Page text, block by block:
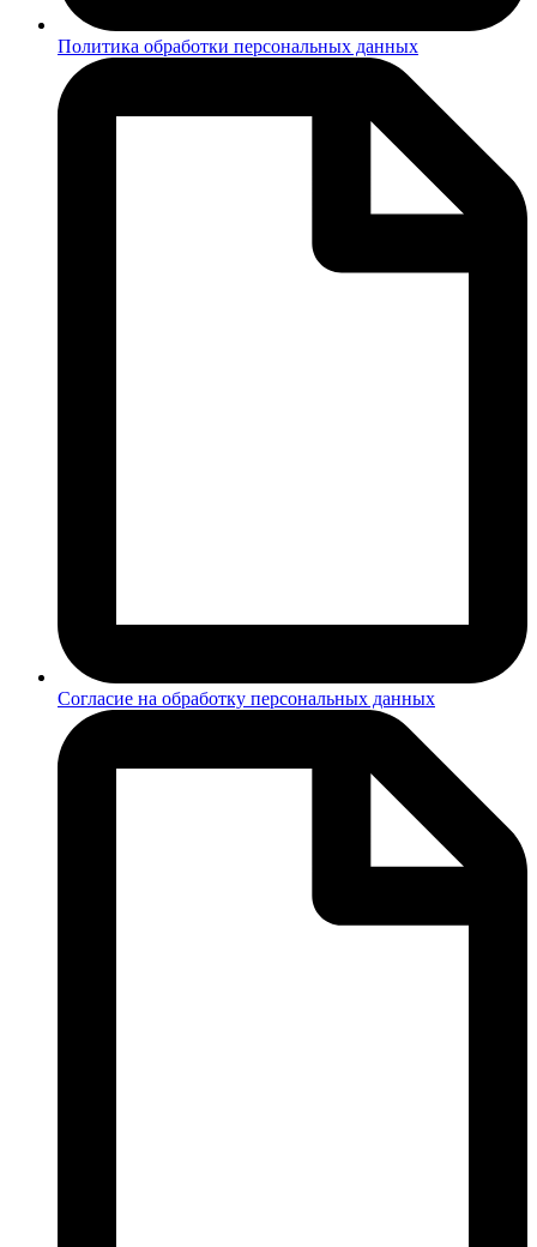
Политика обработки персональных данных
Согласие на обработку персональных данных